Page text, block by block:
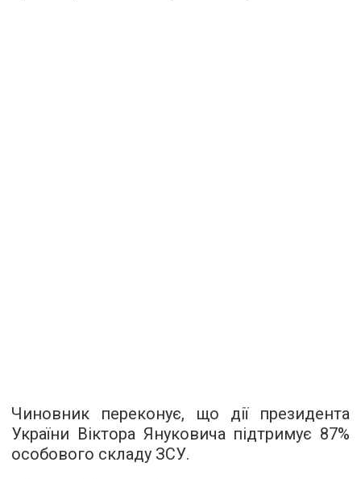
Чиновник переконує, що дії президента
України Віктора Януковича підтримує 87%
особового складу ЗСУ.